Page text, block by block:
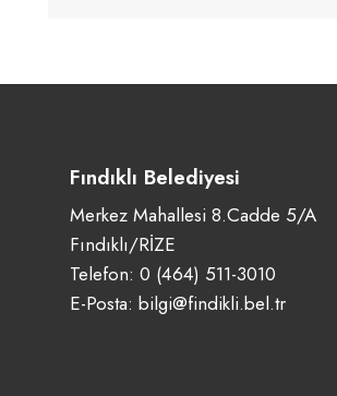
Fındıklı Belediyesi
Merkez Mahallesi 8.Cadde 5/A
Fındıklı/RİZE
Telefon: 0 (464) 511-3010
E-Posta: bilgi@findikli.bel.tr